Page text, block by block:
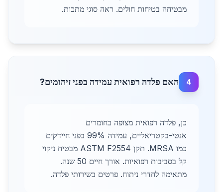
מבטיחה בטיחות חולים. ראה סוגי מתכות.
4 האם פלדה רפואית עמידה בפני זיהומים?
כן, פלדה רפואית מצופה בחומרים
אנטי-בקטריאליים, עמידה 99% בפני חיידקים
כמו MRSA. תקן ASTM F2554 מבטיח ניקוי
קל בסביבות רפואיות. אורך חיים 50 שנה.
מתאימה לחדרי ניתוח. פרטים בשירותי פלדה.